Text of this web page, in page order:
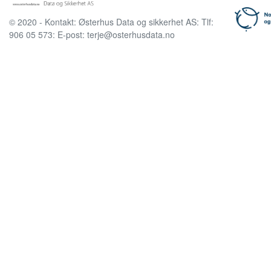
© 2020 - Kontakt: Østerhus Data og sikkerhet AS: Tlf:
906 05 573: E-post: terje@osterhusdata.no